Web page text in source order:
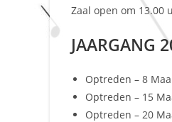
Zaal open om 13.00
JAARGANG
Optreden – 8
Optreden – 15
Optreden – 20